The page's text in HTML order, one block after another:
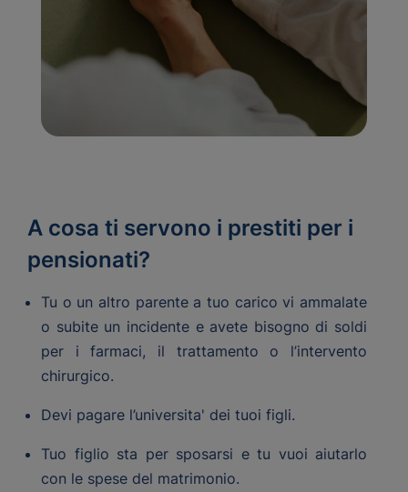
A cosa ti servono i prestiti per i
pensionati?
Tu o un altro parente a tuo carico vi ammalate
o subite un incidente e avete bisogno di soldi
per i farmaci, il trattamento o l’intervento
chirurgico.
Devi pagare l’universita' dei tuoi figli.
Tuo figlio sta per sposarsi e tu vuoi aiutarlo
con le spese del matrimonio.